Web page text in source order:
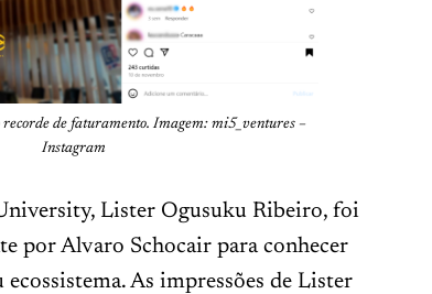
de faturamento. Imagem: mi5_ventures –
Instagram
Lister Ogusuku Ribeiro, foi
por Alvaro Schocair para conhecer
As impressões de Lister